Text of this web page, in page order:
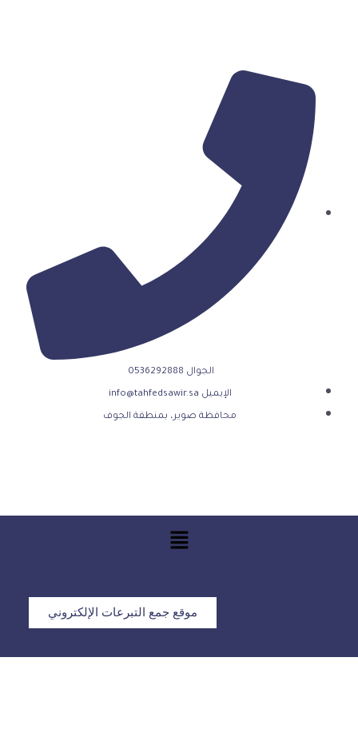
الجوال 0536292888
الإيميل info@tahfedsawir.sa
محافظة صوير، بمنطقة الجوف
موقع جمع التبرعات الإلكتروني